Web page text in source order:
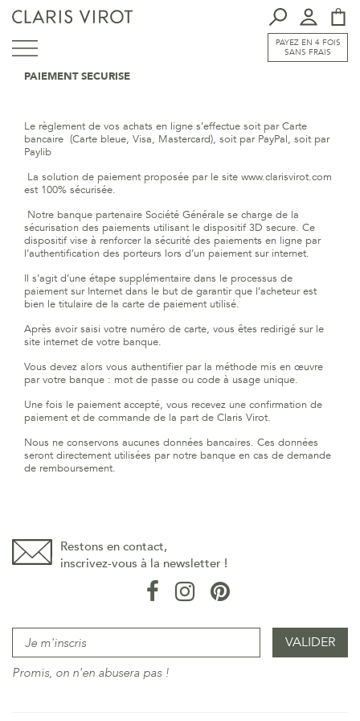
PAYEZ EN 4 FOIS
SANS FRAIS
PAIEMENT SECURISE
Le règlement de vos achats en ligne s’effectue soit par Carte
bancaire (Carte bleue, Visa, Mastercard), soit par PayPal, soit par
Paylib
La solution de paiement proposée par le site www.clarisvirot.com
est 100% sécurisée.
Notre banque partenaire Société Générale se charge de la
sécurisation des paiements utilisant le dispositif 3D secure. Ce
dispositif vise à renforcer la sécurité des paiements en ligne par
l’authentification des porteurs lors d’un paiement sur internet.
Il s’agit d’une étape supplémentaire dans le processus de
paiement sur Internet dans le but de garantir que l’acheteur est
bien le titulaire de la carte de paiement utilisé.
Après avoir saisi votre numéro de carte, vous êtes redirigé sur le
site internet de votre banque.
Vous devez alors vous authentifier par la méthode mis en œuvre
par votre banque : mot de passe ou code à usage unique.
Une fois le paiement accepté, vous recevez une confirmation de
paiement et de commande de la part de Claris Virot.
Nous ne conservons aucunes données bancaires. Ces données
seront directement utilisées par notre banque en cas de demande
de remboursement.
Restons en contact,
inscrivez-vous à la newsletter !
Promis, on n'en abusera pas !